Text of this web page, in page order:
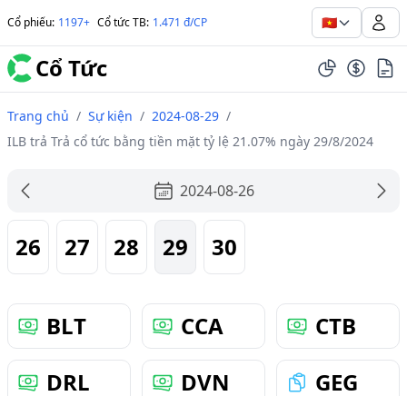
Cổ phiếu: 1197+ Cổ tức TB: 1.471 đ/CP 🇻🇳
Cổ Tức
Trang chủ / Sự kiện / 2024-08-29 /
ILB trả Trả cổ tức bằng tiền mặt tỷ lệ 21.07% ngày 29/8/2024
2024-08-26
26 27 28 29 30
BLT CCA
CTB
DRL
DVN
GEG